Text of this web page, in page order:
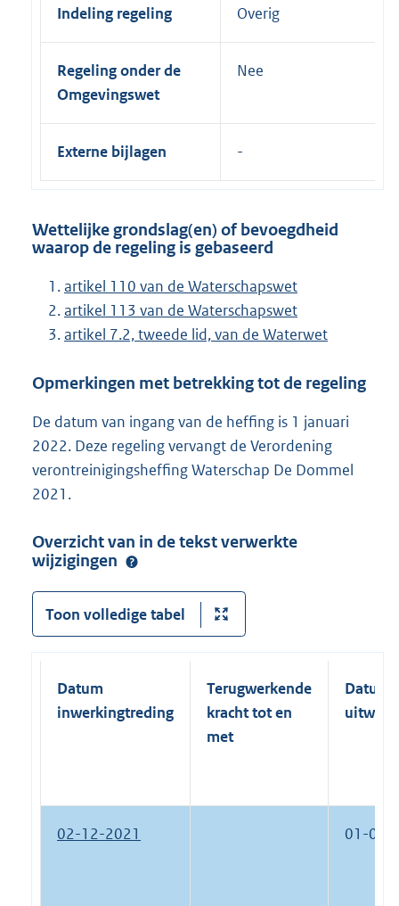
Indeling regeling Overig
Regeling onder de
Omgevingswet
Nee
Externe bijlagen
Wettelijke grondslag(en) of bevoegdheid
waarop de regeling is gebaseerd
artikel 110 van de Waterschapswet
artikel 113 van de Waterschapswet
artikel 7.2, tweede lid, van de Waterwet
Opmerkingen met betrekking tot de regeling
De datum van ingang van de heffing is 1 januari
2022. Deze regeling vervangt de Verordening
verontreinigingsheffing Waterschap De Dommel
2021.
Overzicht van in de tekst verwerkte
wijzigingen
Toon volledige tabel
Datum
inwerkingtreding
Terugwerkende
kracht tot en
met
Datum
02-12-2021 01-01-